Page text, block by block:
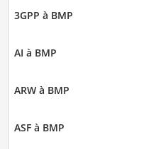
3GPP à BMP
AI à BMP
ARW à BMP
ASF à BMP